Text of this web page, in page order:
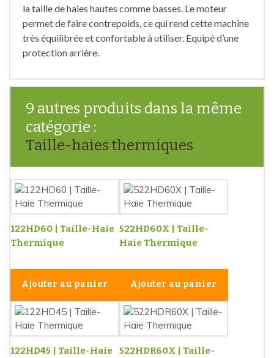
la taille de haies hautes comme basses. Le moteur
permet de faire contrepoids, ce qui rend cette machine
très équilibrée et confortable à utiliser. Equipé d’une
protection arrière.
9 autres produits dans la même
catégorie :
Taille-haies thermiques
122HD60 | Taille-Haie
Thermique
Ajouter au panier
522HD60X | Taille-
Haie Thermique
Ajouter au panier
122HD45 | Taille-Haie
522HDR60X | Taille-